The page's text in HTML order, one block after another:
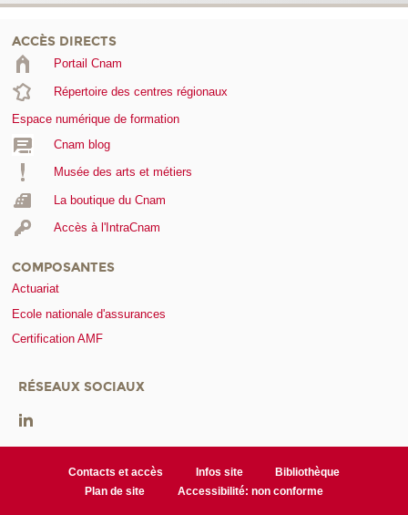
ACCÈS DIRECTS
Portail Cnam
Répertoire des centres régionaux
Espace numérique de formation
Cnam blog
Musée des arts et métiers
La boutique du Cnam
Accès à l'IntraCnam
COMPOSANTES
Actuariat
Ecole nationale d'assurances
Certification AMF
RÉSEAUX SOCIAUX
Contacts et accès Infos site
Bibliothèque
Plan de site
Accessibilité: non conforme